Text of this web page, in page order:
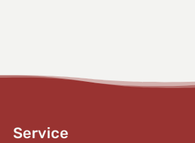
Service